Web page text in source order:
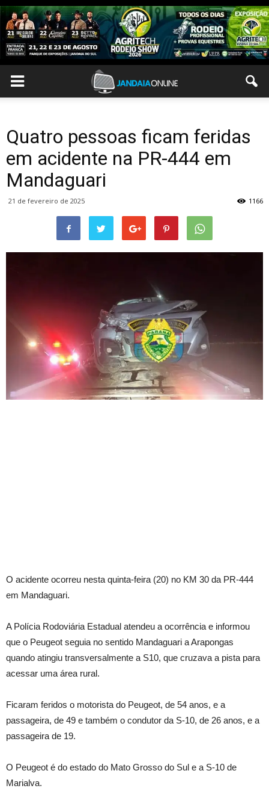
Quatro pessoas ficam feridas
em acidente na PR-444 em
Mandaguari
21 de fevereiro de 2025 1166
O acidente ocorreu nesta quinta-feira (20) no KM 30 da PR-444
em Mandaguari.
A Polícia Rodoviária Estadual atendeu a ocorrência e informou
que o Peugeot seguia no sentido Mandaguari a Arapongas
quando atingiu transversalmente a S10, que cruzava a pista para
acessar uma área rural.
Ficaram feridos o motorista do Peugeot, de 54 anos, e a
passageira, de 49 e também o condutor da S-10, de 26 anos, e a
passageira de 19.
O Peugeot é do estado do Mato Grosso do Sul e a S-10 de
Marialva.